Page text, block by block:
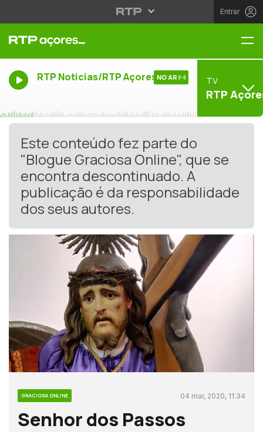
Entrar
RTP Noticias/RTP Açores NO AR TV
RTP
Este conteúdo fez parte do
"Blogue Graciosa Online", que se
encontra descontinuado. A
publicação é da responsabilidade
dos seus autores.
GRACIOSA ONLINE 04 mar, 2020, 11:34
Senhor dos Passos